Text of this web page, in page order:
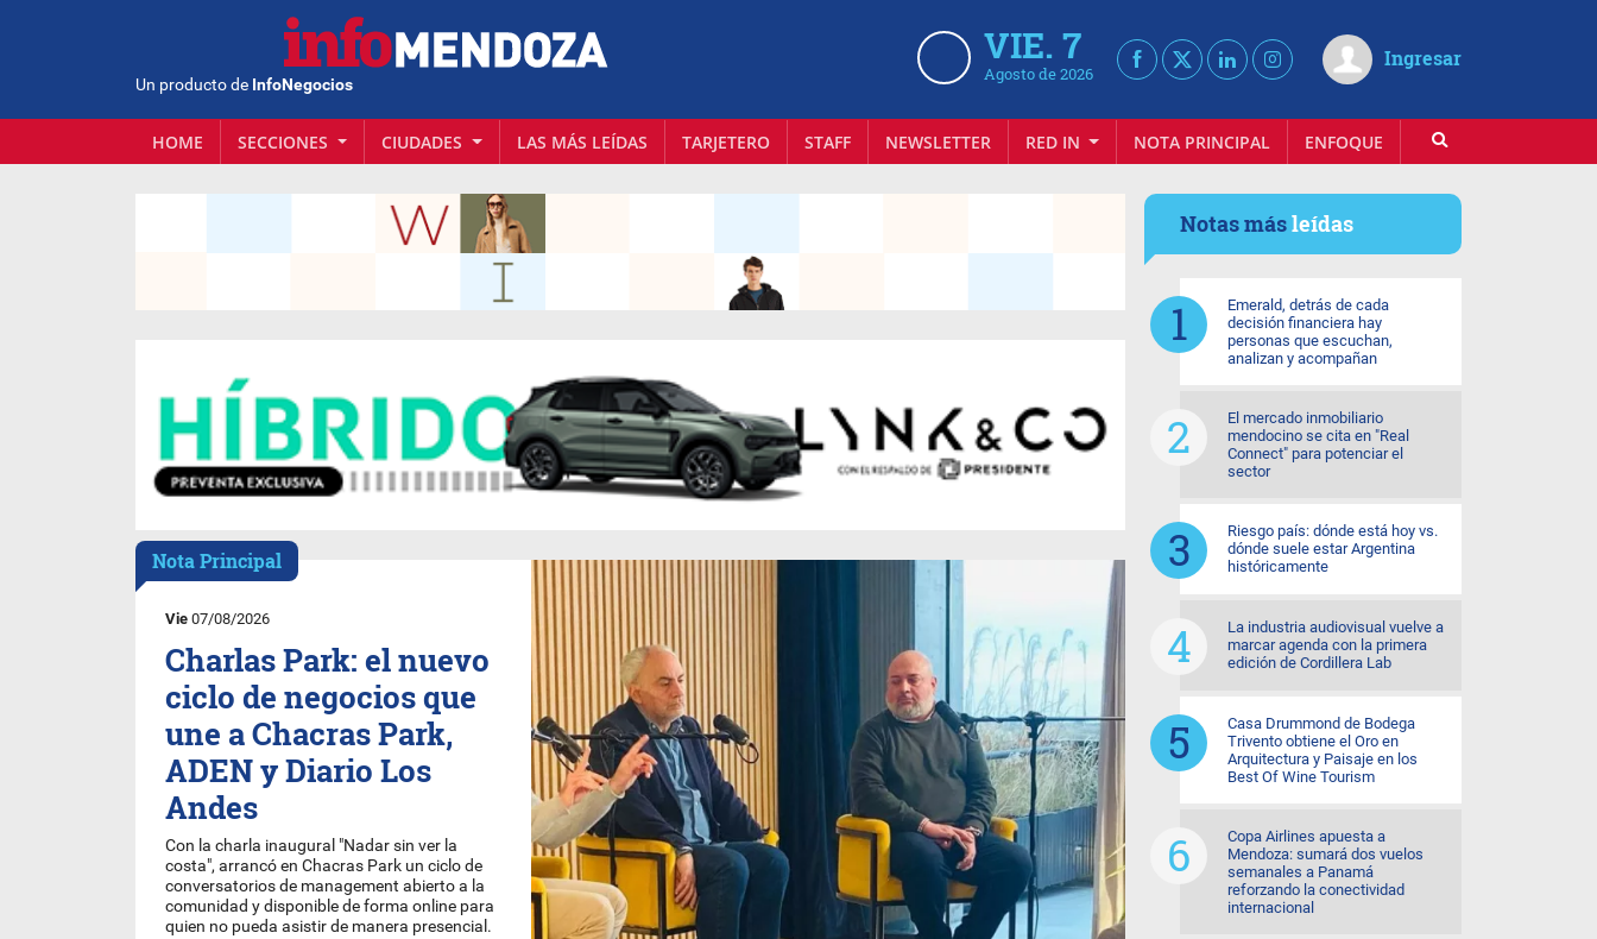
Un producto de InfoNegocios
VIE. 7
Agosto de 2026
Ingresar
HOME SECCIONES CIUDADES LAS MÁS LEÍDAS TARJETERO STAFF NEWSLETTER RED IN NOTA PRINCIPAL ENFOQUE INFOVINO
Nota Principal
Vie 07/08/2026
Charlas Park: el nuevo
ciclo de negocios que
une a Chacras Park,
ADEN y Diario Los
Andes
Con la charla inaugural "Nadar sin ver la
costa", arrancó en Chacras Park un ciclo de
conversatorios de management abierto a la
comunidad y disponible de forma online para
quien no pueda asistir de manera presencial.
Notas másleídas
Emerald, detrás de cada
decisión financiera hay
personas que escuchan,
analizan y acompañan
El mercado inmobiliario
mendocino se cita en "Real
Connect" para potenciar el
sector
Riesgo país: dónde está hoy vs.
dónde suele estar Argentina
históricamente
La industria audiovisual vuelve a
marcar agenda con la primera
edición de Cordillera Lab
Casa Drummond de Bodega
Trivento obtiene el Oro en
Arquitectura y Paisaje en los
Best Of Wine Tourism
Copa Airlines apuesta a
Mendoza: sumará dos vuelos
semanales a Panamá
reforzando la conectividad
internacional